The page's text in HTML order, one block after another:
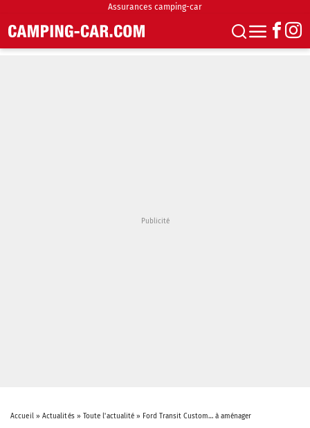
Assurances camping-car
Accueil» Actualités» Toute l'actualité » Ford Transit Custom… à aménager